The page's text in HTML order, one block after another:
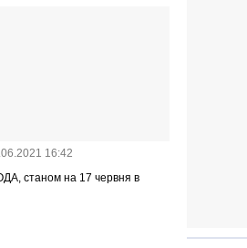
16:42
станом на 17 червня в